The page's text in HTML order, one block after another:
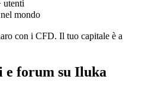
utenti
mondo
con i CFD. Il tuo capitale è a
e forum su Iluka